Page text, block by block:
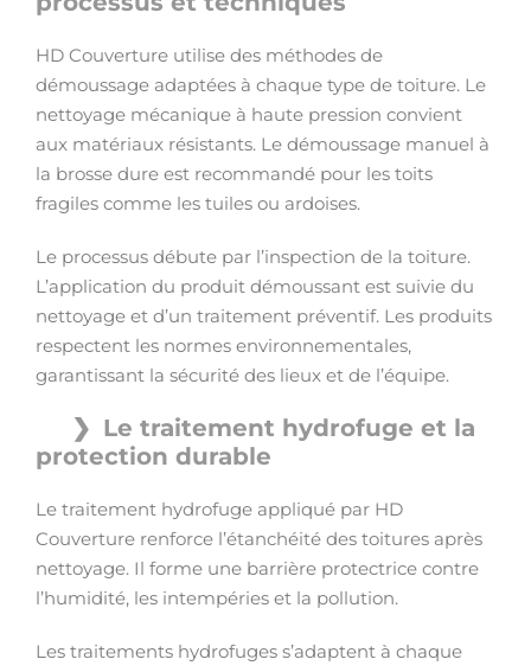
HD Couverture utilise des méthodes de
démoussage adaptées à chaque type de toiture. Le
nettoyage mécanique à haute pression convient
aux matériaux résistants. Le démoussage manuel à
la brosse dure est recommandé pour les toits
fragiles comme les tuiles ou ardoises.
Le processus débute par l’inspection de la toiture.
L’application du produit démoussant est suivie du
nettoyage et d’un traitement préventif. Les produits
respectent les normes environnementales,
garantissant la sécurité des lieux et de l’équipe.
Le traitement hydrofuge et la
protection durable
Le traitement hydrofuge appliqué par HD
Couverture renforce l’étanchéité des toitures après
nettoyage. Il forme une barrière protectrice contre
l’humidité, les intempéries et la pollution.
Les traitements hydrofuges s’adaptent à chaque